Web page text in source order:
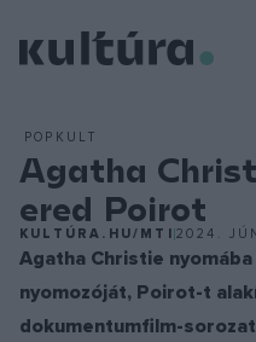
POPKULT
Agatha
ered Poirot
KULTÚRA.HU/MTI 2024.
Agatha Christie
nyomozóját, Poirot-t
dokumentumfilm-